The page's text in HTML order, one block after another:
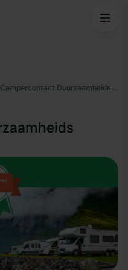
Geef u op en maak kans op de Campercontact Duurzaamheids Award